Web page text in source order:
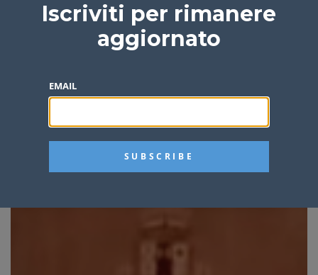
Iscriviti per rimanere
aggiornato
EMAIL